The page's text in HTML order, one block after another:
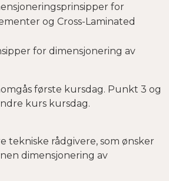
for
og Cross-Laminated
for dimensjonering av
første kursdag. Punkt 3 og
kurs kursdag.
tekniske rådgivere, som ønsker
dimensjonering av